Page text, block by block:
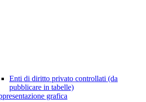
Enti di diritto privato controllati (da
pubblicare in tabelle)
grafica